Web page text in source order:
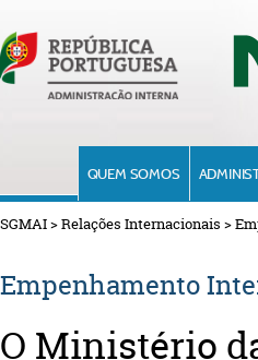
QUEM SOMOS
SGMAI>Relações Internacionais >
Empenhamento
O Ministério